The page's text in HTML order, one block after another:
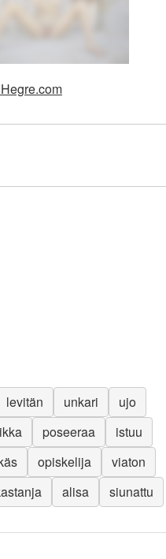
levitän unkari
ujo
poseeraa
istuu
opiskelija
viaton
alisa siunattu